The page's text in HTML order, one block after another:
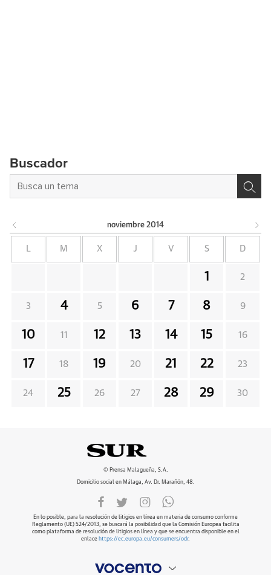
Buscador
noviembre 2014
L M X J V S D
1 2
3 4 5 6 7 8 9
10 11 12 13 14 15 16
17 18 19 20 21 22 23
24 25 26 27 28 29 30
© Prensa Malagueña, S.A.
Domicilio social en Málaga, Av. Dr. Marañón, 48.
En lo posible, para la resolución de litigios en línea en materia de consumo conforme
Reglamento (UE) 524/2013, se buscará la posibilidad que la Comisión Europea facilita
como plataforma de resolución de litigios en línea y que se encuentra disponible en el
enlace https://ec.europa.eu/consumers/odr.